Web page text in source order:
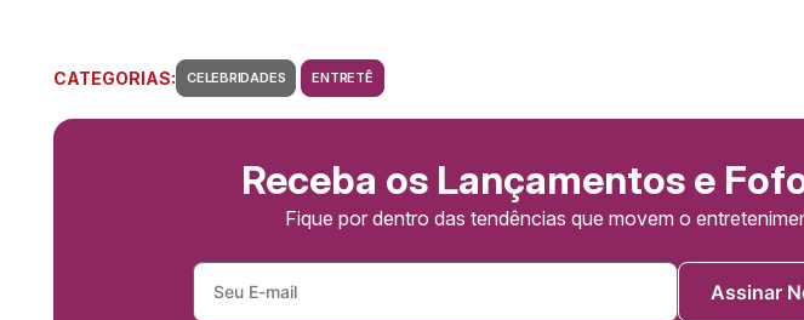
CATEGORIAS: CELEBRIDADES ENTRETÊ
Receba os Lançamentos e
Fique por dentro das tendências que movem o
Assinar